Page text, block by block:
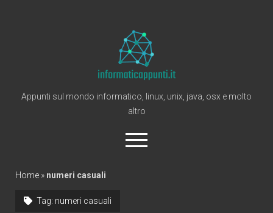
Informaticappunti
Appunti sul mondo informatico, linux, unix, java, osx e molto
altro
open
menu
Home» numeri casuali
Tag: numeri casuali